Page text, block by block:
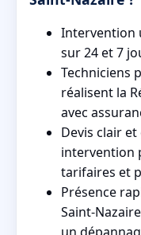
Intervention
sur 24 et 7
Techniciens
réalisent la
avec
Devis clair
intervention
tarifaires et
Présence
Saint-